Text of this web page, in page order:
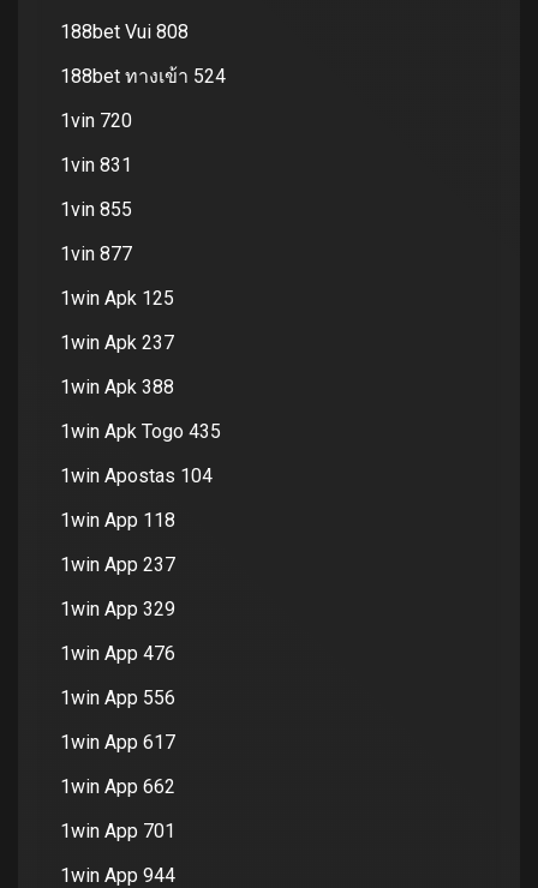
188bet Vui 808
188bet ทางเข้า 524
1vin 720
1vin 831
1vin 855
1vin 877
1win Apk 125
1win Apk 237
1win Apk 388
1win Apk Togo 435
1win Apostas 104
1win App 118
1win App 237
1win App 329
1win App 476
1win App 556
1win App 617
1win App 662
1win App 701
1win App 944